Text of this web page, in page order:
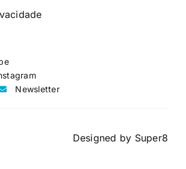
Newsletter
Designed by Super8